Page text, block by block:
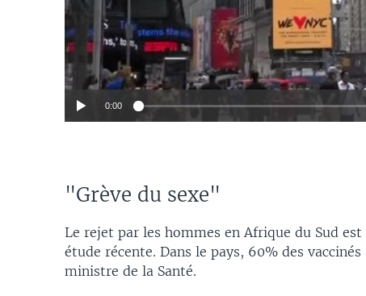
0:00
"Grève du sexe"
Le rejet par les hommes en Afrique du Sud
étude récente. Dans le pays, 60% des
ministre de la Santé.